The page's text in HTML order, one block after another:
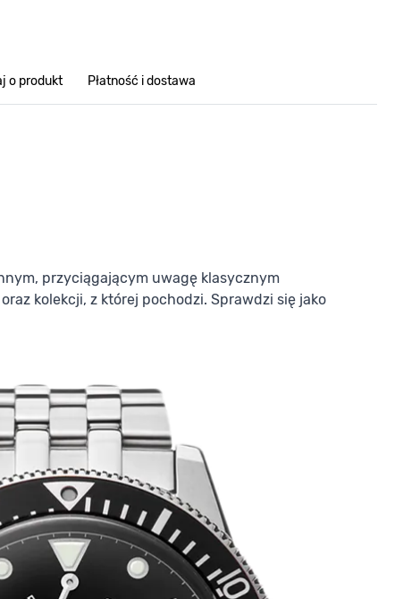
o produkt Płatność i dostawa
przyciągającym uwagę klasycznym
kolekcji, z której pochodzi. Sprawdzi się jako